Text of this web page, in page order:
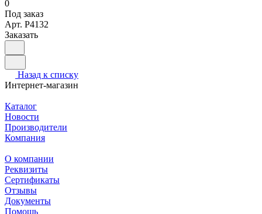
0
Под заказ
Арт. P4132
Заказать
Назад к списку
Интернет-магазин
Каталог
Новости
Производители
Компания
О компании
Реквизиты
Сертификаты
Отзывы
Документы
Помощь